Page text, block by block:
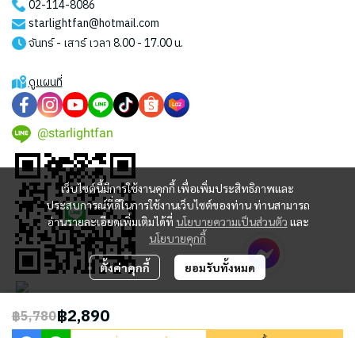
฿5,780฿2,890
เว็บไซต์นี้มีการใช้งานคุกกี้ เพื่อเพิ่มประสิทธิภาพและ
ประสบการณ์ที่ดีในการใช้งานเว็บไซต์ของท่าน ท่านสามารถ
อ่านรายละเอียดเพิ่มเติมได้ที่ นโยบายความเป็นส่วนตัว และ
นโยบายคุกกี้
ตั้งค่าคุกกี้ ยอมรับทั้งหมด
02-114-8086
starlightfan@hotmail.com
จันทร์ - เสาร์ เวลา 8.00 - 17.00 น.
ดูแผนที่
@starlightfan